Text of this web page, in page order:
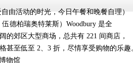
由活动的时光，今日午餐和晚餐自理）
德柏瑞奥特莱斯）Woodbury 是全
的郊区大型商场，总共有 221 间商店，
甚至低至 2、3 折，尽情享受购物的乐趣
物馆